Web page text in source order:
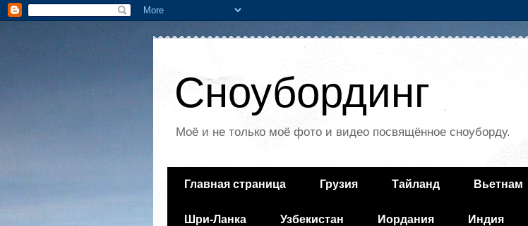
Сноубординг
Моё и не только моё фото и видео посвящённое сноуборду.
Главная страница Грузия Тайланд Вьетнам
Шри-Ланка Узбекистан Иордания Индия